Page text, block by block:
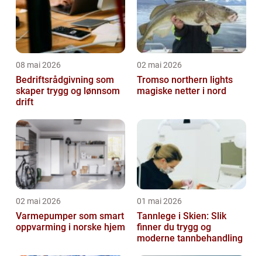
08 mai 2026
Bedriftsrådgivning som
skaper trygg og lønnsom
drift
02 mai 2026
Tromso northern lights
magiske netter i nord
02 mai 2026
Varmepumper som smart
oppvarming i norske hjem
01 mai 2026
Tannlege i Skien: Slik
finner du trygg og
moderne tannbehandling